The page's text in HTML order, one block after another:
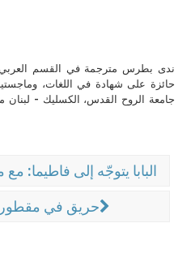
ندى بطرس مترجمة في القسم العربي
حائزة على شهادة في اللغات،
جامعة الروح القدس، الكسليك - لبنان
البابا يتوجّه إلى فاطيما:
حريق في